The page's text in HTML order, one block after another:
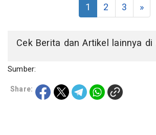
1 2 3 »
Cek Berita dan Artikel lainnya di
Sumber:
Share: